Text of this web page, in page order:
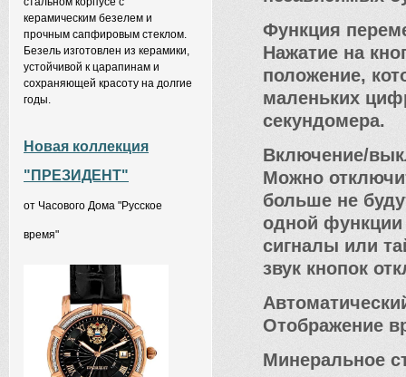
Функция
Нажатие на
положение,
маленьких
секундомера.
Включение/
Можно
больше не
одной функции
сигналы или
звук кнопок
Отображение
Минеральное
керамическим безелем и
прочным сапфировым стеклом.
Безель изготовлен из керамики,
устойчивой к царапинам и
сохраняющей красоту на долгие
годы.
Новая коллекция
"ПРЕЗИДЕНТ"
от Часового Дома "Русское
время"